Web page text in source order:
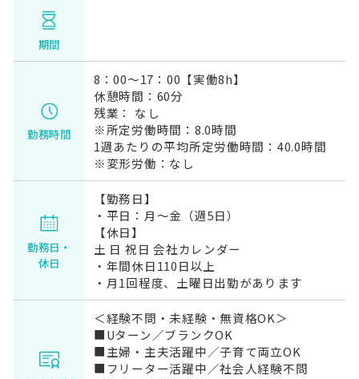
期間
勤務時間
8：00～17：00【実働8h】
休憩時間：60分
残業： なし
※所定労働時間：8.0時間
1週あたりの平均所定労働時間：40.0時間
※変形労働：なし
勤務日・
休日
【勤務日】
・平日：月～金（週5日）
【休日】
土 日 祝日 会社カレンダー
・年間休日110日以上
・月1回程度、土曜日出勤があります
＜経験不問・未経験・無資格OK＞
■Uターン／ブランクOK
■主婦・主夫活躍中／子育て両立OK
■フリーター活躍中／社会人経験不問